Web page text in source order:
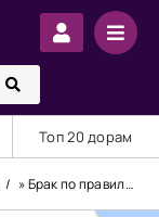
Топ 20 дорам
» Брак по правилам